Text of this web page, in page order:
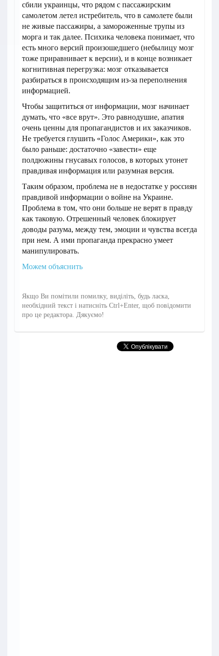
сбили украинцы, что рядом с пассажирским
самолетом летел истребитель, что в самолете были
не живые пассажиры, а замороженные трупы из
морга и так далее. Психика человека понимает, что
есть много версий произошедшего (небылицу мозг
тоже приравнивает к версии), и в конце возникает
когнитивная перегрузка: мозг отказывается
разбираться в происходящим из-за переполнения
информацией.
Чтобы защититься от информации, мозг начинает
думать, что «все врут». Это равнодушие, апатия
очень ценны для пропагандистов и их заказчиков.
Не требуется глушить «Голос Америки», как это
было раньше: достаточно «завести» еще
полдюжины гнусавых голосов, в которых утонет
правдивая информация или разумная версия.
Таким образом, проблема не в недостатке у россиян
правдивой информации о войне на Украине.
Проблема в том, что они больше не верят в правду
как таковую. Отрешенный человек блокирует
доводы разума, между тем, эмоции и чувства всегда
при нем. А ими пропаганда прекрасно умеет
манипулировать.
Можем объяснить
Якщо Ви помітили помилку, виділіть, будь ласка,
необхідний текст і натисніть Ctrl+Enter, щоб повідомити
про це редактора. Дякуємо!